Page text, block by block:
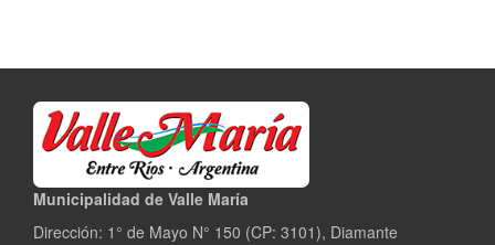
Municipalidad de Valle María
Dirección: 1° de Mayo N° 150 (CP: 3101), Diamante